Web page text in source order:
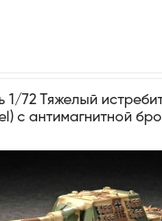
72 Тяжелый
с антимагнитной